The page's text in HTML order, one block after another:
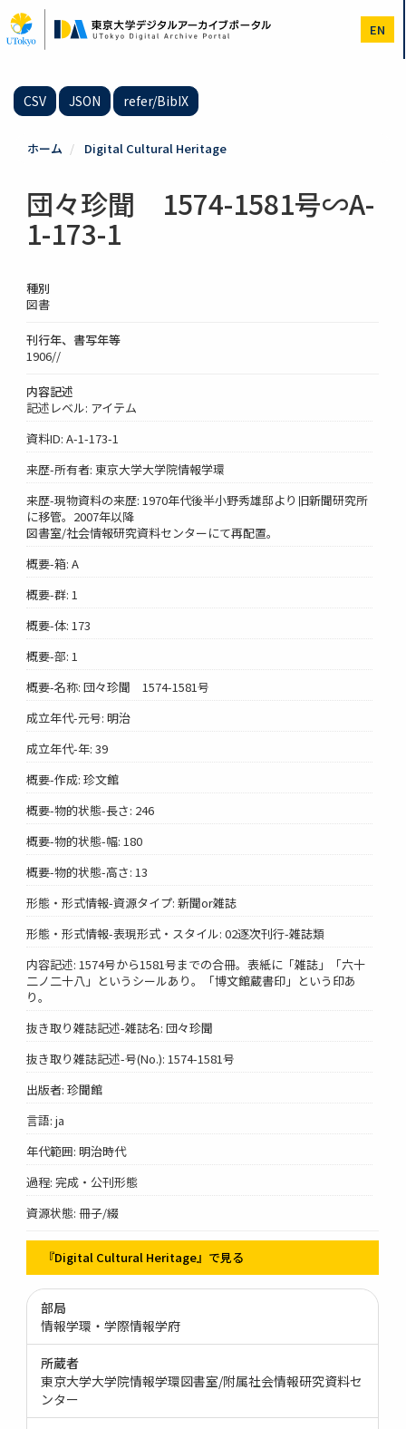
イ
ン
EN
CSV JSON refer/BibIX
ホーム Digital Cultural Heritage
団々珍聞 1574-1581号∽A-
1-173-1
種別
図書
刊行年、書写年等
1906//
内容記述
記述レベル: アイテム
資料ID: A-1-173-1
来歴-所有者: 東京大学大学院情報学環
来歴-現物資料の来歴: 1970年代後半小野秀雄邸より旧新聞研究所
に移管。2007年以降
図書室/社会情報研究資料センターにて再配置。
概要-箱: A
概要-群: 1
概要-体: 173
概要-部: 1
概要-名称: 団々珍聞 1574-1581号
成立年代-元号: 明治
成立年代-年: 39
概要-作成: 珍文館
概要-物的状態-長さ: 246
概要-物的状態-幅: 180
概要-物的状態-高さ: 13
形態・形式情報-資源タイプ: 新聞or雑誌
形態・形式情報-表現形式・スタイル: 02逐次刊行-雑誌類
内容記述: 1574号から1581号までの合冊。表紙に「雑誌」「六十
二ノ二十八」というシールあり。「博文館蔵書印」という印あ
り。
抜き取り雑誌記述-雑誌名: 団々珍聞
抜き取り雑誌記述-号(No.): 1574-1581号
出版者: 珍聞館
言語: ja
年代範囲: 明治時代
過程: 完成・公刊形態
資源状態: 冊子/綴
『Digital Cultural Heritage』で見る
部局
情報学環・学際情報学府
所蔵者
東京大学大学院情報学環図書室/附属社会情報研究資料セ
ンター